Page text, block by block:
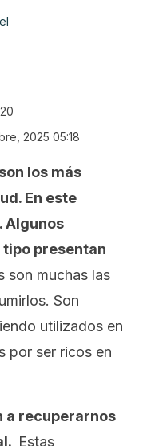
2025 05:18
los más
En este
Algunos
presentan
son muchas las
Son
utilizados en
por ser ricos en
a recuperarnos
Estas